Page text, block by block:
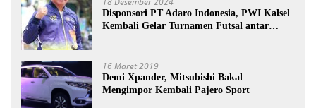
Disponsori PT Adaro Indonesia, PWI Kalsel
Kembali Gelar Turnamen Futsal antar
16 Maret 2019
Demi Xpander, Mitsubishi Bakal
Mengimpor Kembali Pajero Sport